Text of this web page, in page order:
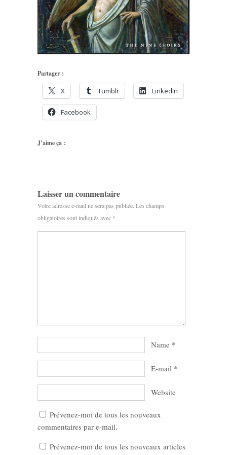
Partager :
X Tumblr LinkedIn
Facebook
J’aime ça :
Laisser un commentaire
Votre adresse e-mail ne sera pas publiée. Les champs
obligatoires sont indiqués avec *
Name *
E-mail *
Website
Prévenez-moi de tous les nouveaux
commentaires par e-mail.
Prévenez-moi de tous les nouveaux articles